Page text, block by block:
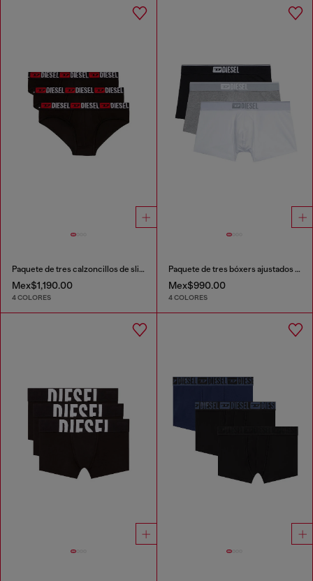
Paquete de tres calzoncillos de slip de color liso
Mex$1,190.00
4 COLORES
Paquete de tres bóxers ajustados lisos
Mex$990.00
4 COLORES